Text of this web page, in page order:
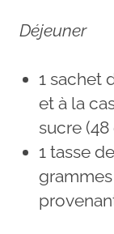
Déjeuner
1 sachet
et à la
sucre
1 tasse